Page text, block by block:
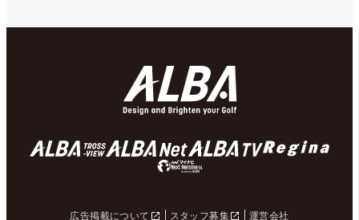
広告掲載について スタッフ募集 運営会社